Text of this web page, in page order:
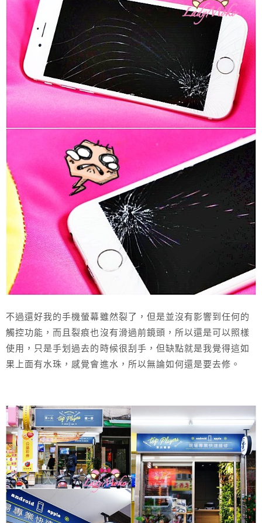
不過還好我的手機螢幕雖然裂了，但是並沒有影響到任何的
觸控功能，而且裂痕也沒有滑過前鏡頭，所以還是可以照樣
使用，只是手划過去的時候很刮手，但缺點就是我覺得這如
果上面有水珠，感覺會進水，所以無論如何還是要去修。